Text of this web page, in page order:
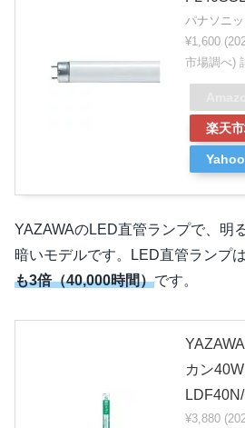
パナソニッ
¥1,600
市場調べ)
楽天
YAZAWAのLED直管ランプで、明
暗いモデルです。LED直管ランプは
も3倍（40,000時間）です。
カン
¥3,880